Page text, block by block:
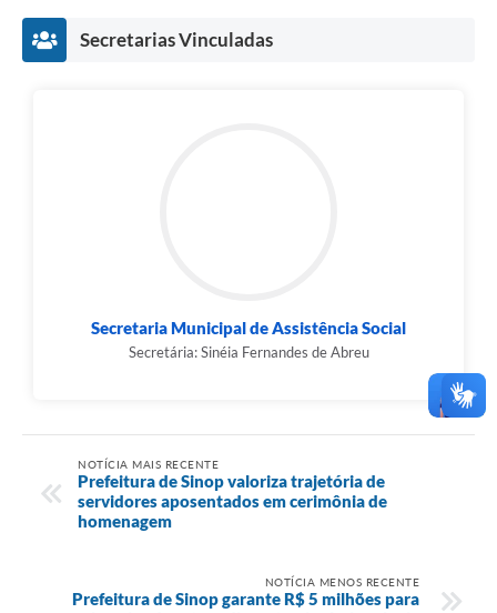
Secretarias Vinculadas
Secretaria Municipal de Assistência Social
Secretária: Sinéia Fernandes de Abreu
NOTÍCIA MAIS RECENTE
Prefeitura de Sinop valoriza trajetória de
servidores aposentados em cerimônia de
homenagem
NOTÍCIA MENOS RECENTE
Prefeitura de Sinop garante R$ 5 milhões para